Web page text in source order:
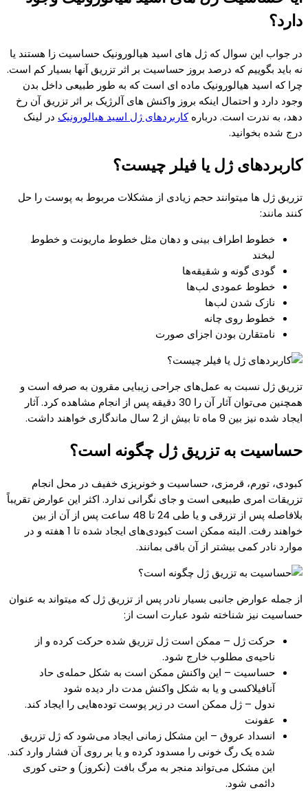
دارد؟
در جواب این سوال که ژل های اسید هیالورونیک حساسیت زا هستند یا
نه باید بگوییم که درصد بروز حساسیت بر اثر تزریق آنها بسیار کم است.
چرا که اسید هیالورونیک ماده ای است که به طور طبیعی داخل بدن
وجود دارد و احتمال اینکه بروز واکنش های آلرژیک بر اثر تزریق آن رخ
دهد، به ندرت است. دربارهکاربردهای ژل اسید هیالورونیک در لینک
درج شده بخوانید.
کاربردهای ژل یا فیلر چیست؟
تزریق ژل ها میتوانند حجم زیادی از مشکلات مربوط به پوست را حل
کنند مانند:
خطوط اطراف بینی و دهان مثل خطوط ماریونت و خطوط
لبخند
گودی گونه و شقیقه‌ها
خطوط عمودی لب‌ها
نازک شدن لب‌ها
خطوط روی چانه
نامتقارن بودن اجزای صورت
تزریق ژل نسبت به عمل‌های جراحی زیبایی مقرون به صرفه است و
همچنین می‌توان آثار آن را 30 دقیقه پس از انجام مشاهده کرد. آثار
ایجاد شده نیز بین 9 ماه تا بیش از 2 سال ماندگاری خواهند داشت.
حساسیت به تزریق ژل چگونه است؟
کبودی، تورم، قرمزی، حساسیت و خونریزی خفیف در محل انجام
تزریقات امری طبیعی است و جای نگرانی ندارد. اکثر این عوارض تقریباً
بلافاصله پس از تزرقی و یا طی 24 تا 48 ساعت پس از آن از بین
خواهند رفت. البته ممکن است کبودی‌های ایجاد شده تا 1 هفته و در
موارد نادر کمی بیشتر از آن باقی بمانند.
از جمله عوارض جانبی بسیار نادر پس از تزریق ژل که میتواند به عنوان
حساسیت نیز شناخته شود عبارت است از:
حرکت ژل – ممکن است ژل تزریق شده حرکت کرده و از
ناحیه‌ی مطلوب خارج شود.
حساسیت – این واکنش ممکن است به شکل حمله‌ی حاد
آنافیلاکسی و یا به شکل واکنش مدت دار دیده شود
ندول – ژل ممکن است در زیر پوست توده‌هایی را ایجاد کند.
عفونت
انسداد عروق – این مشکل زمانی ایجاد می‌شود که ژل تزریق
شده یک رگ خونی را مسدود کرده و یا بر روی آن فشار وارد کند.
این مشکل می‌تواند منجر به مرگ بافت (نکروز) و حتی کوری
دائمی شود.